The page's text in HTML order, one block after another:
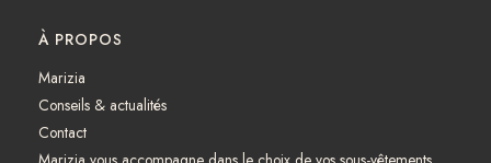
À PROPOS
Marizia
Conseils & actualités
Contact